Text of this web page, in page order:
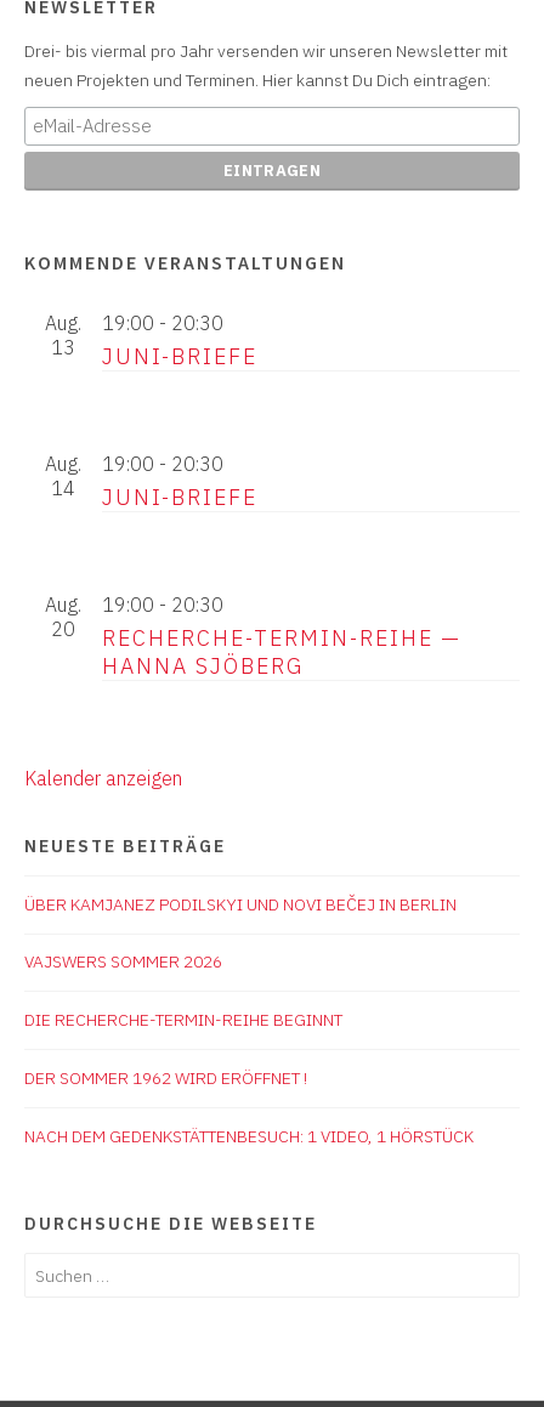
NEWSLETTER
Drei- bis viermal pro Jahr versenden wir unseren Newsletter mit
neuen Projekten und Terminen. Hier kannst Du Dich eintragen:
KOMMENDE VERANSTALTUNGEN
Aug.
13
19:00 - 20:30
JUNI-BRIEFE
Aug.
14
19:00 - 20:30
JUNI-BRIEFE
Aug.
20
19:00 - 20:30
RECHERCHE-TERMIN-REIHE —
HANNA SJÖBERG
Kalender anzeigen
NEUESTE BEITRÄGE
ÜBER KAMJANEZ PODILSKYI UND NOVI BEČEJ IN BERLIN
VAJSWERS SOMMER 2026
DIE RECHERCHE-TERMIN-REIHE BEGINNT
DER SOMMER 1962 WIRD ERÖFFNET !
NACH DEM GEDENKSTÄTTENBESUCH: 1 VIDEO, 1 HÖRSTÜCK
DURCHSUCHE DIE WEBSEITE
Suchen